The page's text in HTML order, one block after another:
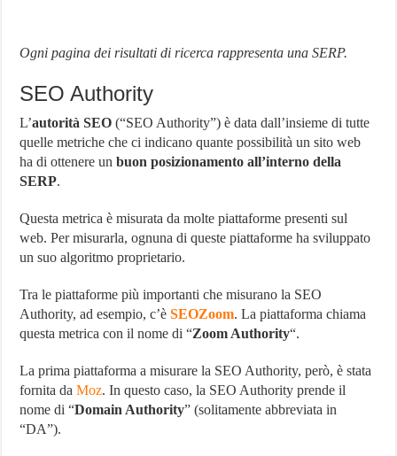
Ogni pagina dei risultati di ricerca rappresenta una SERP.
SEO Authority
L’autorità SEO (“SEO Authority”) è data dall’insieme di tutte
quelle metriche che ci indicano quante possibilità un sito web
ha di ottenere unbuon posizionamento all’interno della
SERP.
Questa metrica è misurata da molte piattaforme presenti sul
web. Per misurarla, ognuna di queste piattaforme ha sviluppato
un suo algoritmo proprietario.
Tra le piattaforme più importanti che misurano la SEO
Authority, ad esempio, c’èSEOZoom. La piattaforma chiama
questa metrica con il nome di “Zoom Authority“.
La prima piattaforma a misurare la SEO Authority, però, è stata
fornita daMoz. In questo caso, la SEO Authority prende il
nome di “Domain Authority” (solitamente abbreviata in
“DA”).